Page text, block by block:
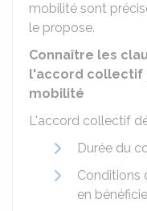
mobilité sont
le propose.
Connaître les
l'accord collectif
mobilité
L'accord collectif
Durée du
Conditions
en